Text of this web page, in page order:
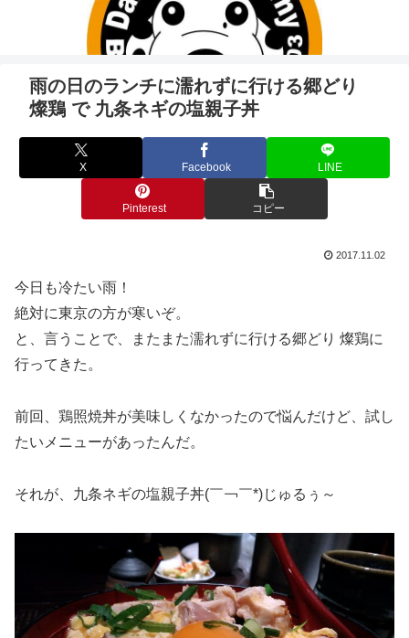
雨の日のランチに濡れずに行ける郷どり
燦鶏 で 九条ネギの塩親子丼
X Facebook LINE
Pinterest コピー
2017.11.02
今日も冷たい雨！
絶対に東京の方が寒いぞ。
と、言うことで、またまた濡れずに行ける郷どり 燦鶏に
行ってきた。
前回、鶏照焼丼が美味しくなかったので悩んだけど、試し
たいメニューがあったんだ。
それが、九条ネギの塩親子丼(￣￢￣*)じゅるぅ～